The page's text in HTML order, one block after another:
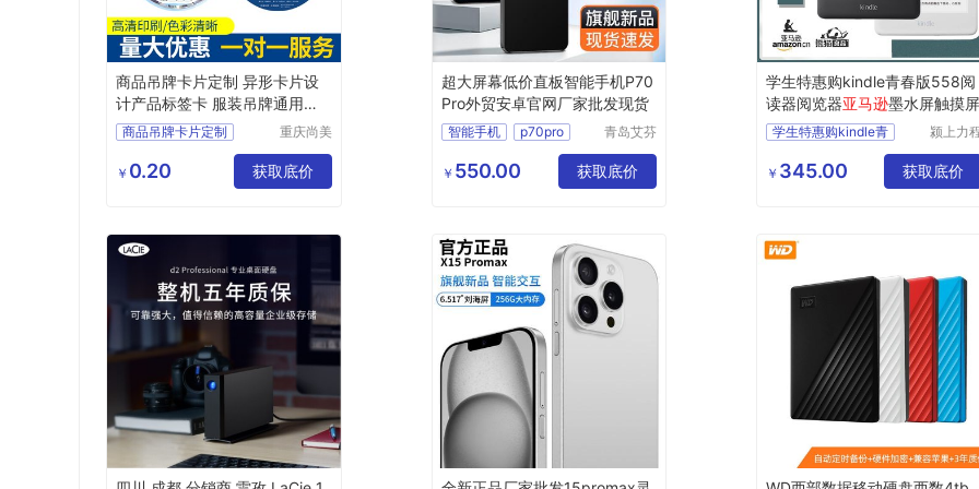
商品吊牌卡片定制 异形卡片设
计产品标签卡 服装吊牌通用吊
牌纸卡
商品吊牌卡片定制
产品标签卡
服装吊牌
重庆尚美
公司
￥ 0.20 获取底价
超大屏幕低价直板智能手机P70
Pro外贸安卓官网厂家批发现货
智能手机 p70pro
青岛艾芬
限公司
￥ 550.00 获取底价
学生特惠购kindle青春版558阅
读器阅览器亚马逊墨水屏触摸屏
学生特惠购kindle青
颍上力
有限公司
￥ 345.00 获取底价